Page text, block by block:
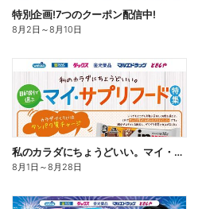
特別企画!7つのクーポン配信中!
8月2日 ～8月10日
私のカラダにちょうどいい。マイ・サプリフード
8月1日 ～8月28日